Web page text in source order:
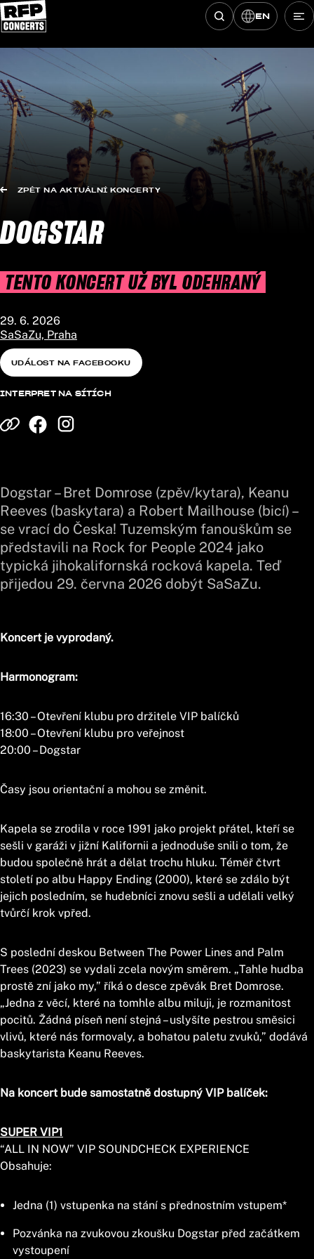
Přeskočit na obsah
Hledat koncerty
EN
ZPĚT NA AKTUÁLNÍ KONCERTY
DOGSTAR
TENTO KONCERT UŽ BYL ODEHRANÝ
29. 6. 2026
SaSaZu, Praha
UDÁLOST NA FACEBOOKU
INTERPRET NA SÍTÍCH
Dogstar – Bret Domrose (zpěv/kytara), Keanu
Reeves (baskytara) a Robert Mailhouse (bicí) –
se vrací do Česka! Tuzemským fanouškům se
představili na Rock for People 2024 jako
typická jihokalifornská rocková kapela. Teď
přijedou 29. června 2026 dobýt SaSaZu.
Koncert je vyprodaný.
Harmonogram:
16:30 – Otevření klubu pro držitele VIP balíčků
18:00 – Otevření klubu pro veřejnost
20:00 – Dogstar
Časy jsou orientační a mohou se změnit.
Kapela se zrodila v roce 1991 jako projekt přátel, kteří se
sešli v garáži v jižní Kalifornii a jednoduše snili o tom, že
budou společně hrát a dělat trochu hluku. Téměř čtvrt
století po albu Happy Ending (2000), které se zdálo být
jejich posledním, se hudebníci znovu sešli a udělali velký
tvůrčí krok vpřed.
S poslední deskou Between The Power Lines and Palm
Trees (2023) se vydali zcela novým směrem. „Tahle hudba
prostě zní jako my,” říká o desce zpěvák Bret Domrose.
„Jedna z věcí, které na tomhle albu miluji, je rozmanitost
pocitů. Žádná píseň není stejná – uslyšíte pestrou směsici
vlivů, které nás formovaly, a bohatou paletu zvuků,” dodává
baskytarista Keanu Reeves.
Na koncert bude samostatně dostupný VIP balíček:
SUPER VIP1
“ALL IN NOW” VIP SOUNDCHECK EXPERIENCE
Obsahuje:
Jedna (1) vstupenka na stání s přednostním vstupem*
Pozvánka na zvukovou zkoušku Dogstar před začátkem
vystoupení